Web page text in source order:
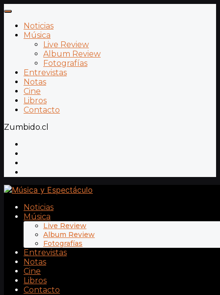
Noticias
Música
Live Review
Album Review
Fotografías
Entrevistas
Notas
Cine
Libros
Contacto
Zumbido.cl
Noticias
Música
Live Review
Album Review
Fotografías
Entrevistas
Notas
Cine
Libros
Contacto